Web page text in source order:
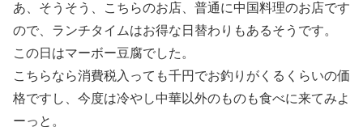
あ、そうそう、こちらのお店、普通に中国料理のお店です
ので、ランチタイムはお得な日替わりもあるそうです。
この日はマーボー豆腐でした。
こちらなら消費税入っても千円でお釣りがくるくらいの価
格ですし、今度は冷やし中華以外のものも食べに来てみよ
ーっと。